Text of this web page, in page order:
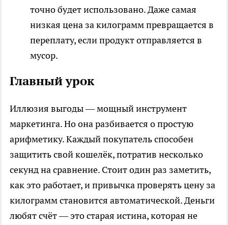
точно будет использовано. Даже самая
низкая цена за килограмм превращается в
переплату, если продукт отправляется в
мусор.
Главный урок
Иллюзия выгоды — мощный инструмент
маркетинга. Но она разбивается о простую
арифметику. Каждый покупатель способен
защитить свой кошелёк, потратив несколько
секунд на сравнение. Стоит один раз заметить,
как это работает, и привычка проверять цену за
килограмм становится автоматической. Деньги
любят счёт — это старая истина, которая не